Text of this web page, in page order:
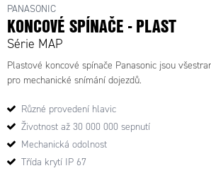
PANASONIC
KONCOVÉ SPÍNAČE - PLAST
Série MAP
Plastové koncové spínače Panasonic jsou
pro mechanické snímání dojezdů.
Různé provedení hlavic
Životnost až 30 000 000 sepnutí
Mechanická odolnost
Třída krytí IP 67